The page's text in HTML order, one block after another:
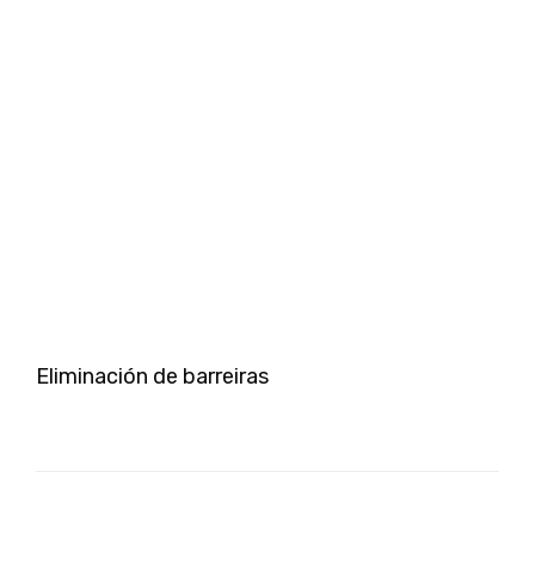
Eliminación de barreiras